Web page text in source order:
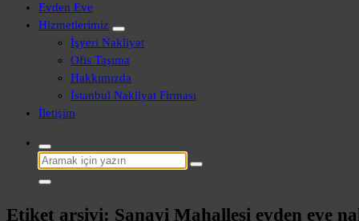
Evden Eve
Hizmetlerimiz
İşyeri Nakliyat
Ofis Taşıma
Hakkımızda
İstanbul Nakliyat Firması
İletişim
Şunu
ara:
Etiket arşivi: Sanayi Mahallesi evden eve